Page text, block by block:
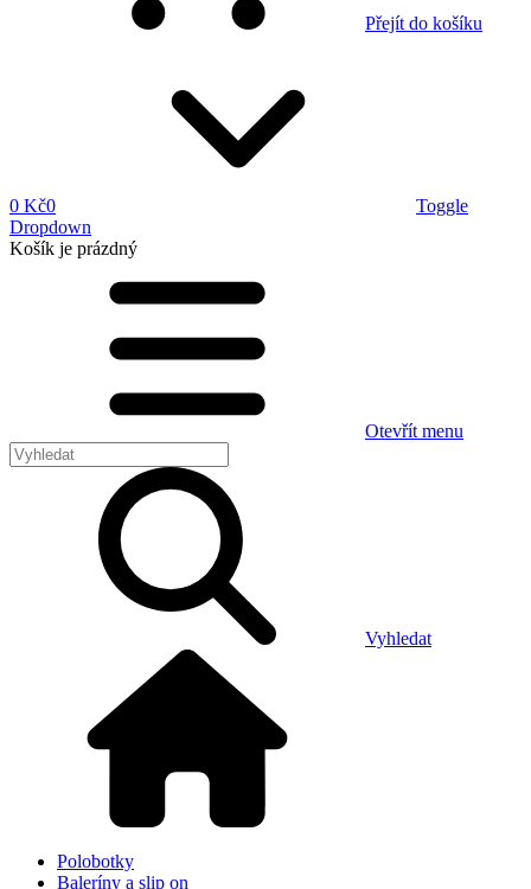
Přejít do košíku
0 Kč0
Toggle
Dropdown
Košík je prázdný
Otevřít menu
Vyhledat
Polobotky
Baleríny a slip on